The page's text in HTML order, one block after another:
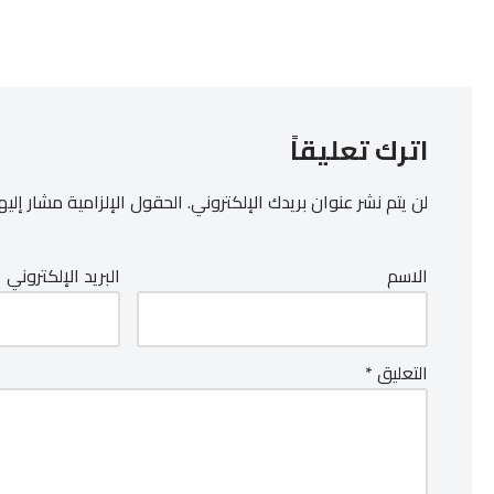
اترك تعليقاً
لن يتم نشر عنوان بريدك الإلكتروني.الحقول الإلزامية مشار
الاسم البريد الإلكتروني
التعليق*